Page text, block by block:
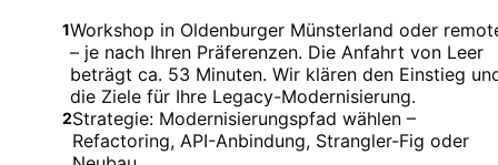
1Workshop in Oldenburger Münsterland oder
– je nach Ihren Präferenzen. Die Anfahrt von Leer
beträgt ca. 53 Minuten. Wir klären den Einstieg
die Ziele für Ihre Legacy-Modernisierung.
2Strategie: Modernisierungspfad wählen –
Refactoring, API-Anbindung, Strangler-Fig oder